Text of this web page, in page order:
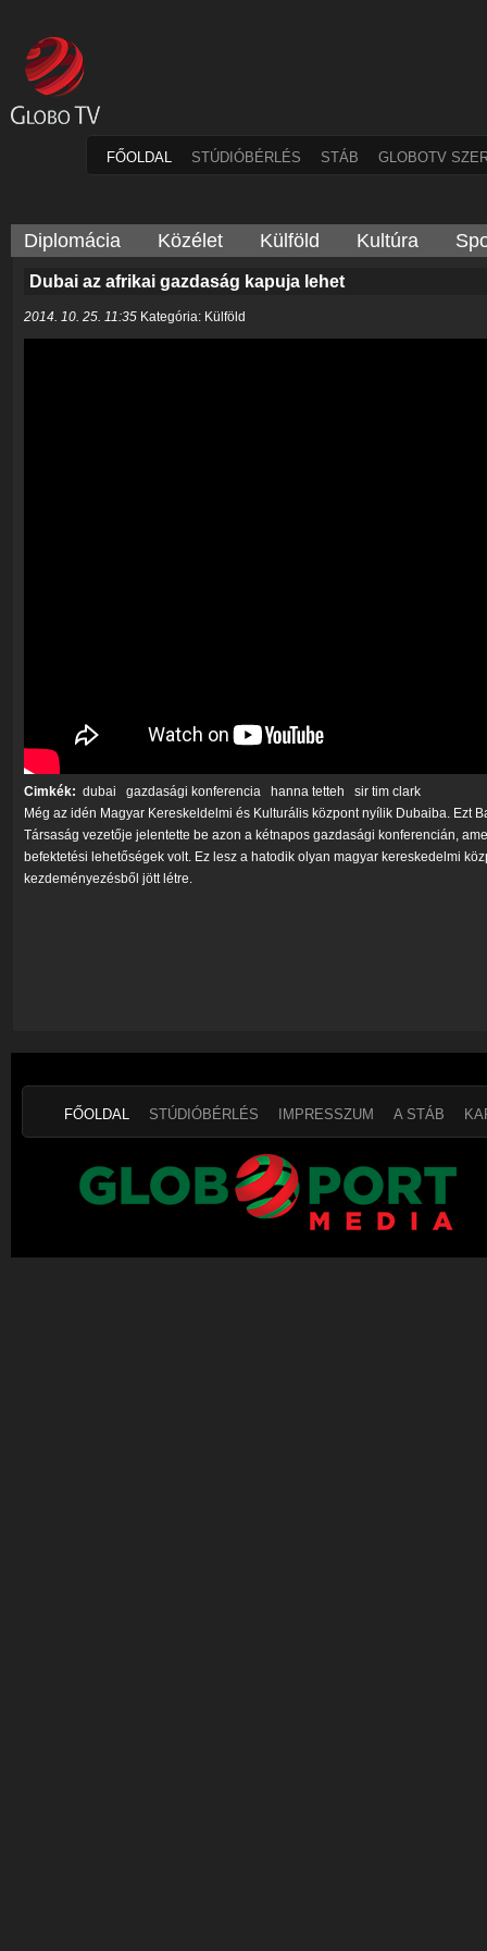
FŐOLDAL STÚDIÓBÉRLÉS STÁB GLOBOTV
Diplomácia Közélet Külföld Kultúra
Dubai az afrikai gazdaság kapuja lehet
2014. 10. 25. 11:35 Kategória: Külföld
Cimkék: dubai gazdasági konferencia hanna tetteh
sir tim clark
Még az idén Magyar Kereskeldelmi és Kulturális központ nyílik Dubaiba. Ezt
Társaság vezetője jelentette be azon a kétnapos gazdasági konferencián,
befektetési lehetőségek volt. Ez lesz a hatodik olyan magyar kereskedelmi
kezdeményezésből jött létre.
FŐOLDAL STÚDIÓBÉRLÉS IMPRESSZUM A STÁB